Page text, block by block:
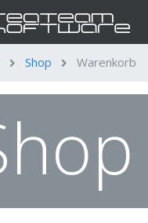
Shop Warenkorb